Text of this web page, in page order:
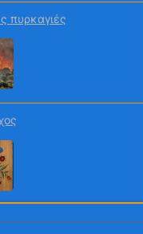
πυρκαγιές
2026 Περιβάλλον και